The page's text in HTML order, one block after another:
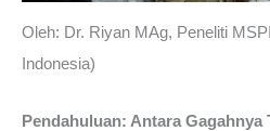
Oleh: Dr. Riyan MAg, Peneliti
Indonesia)
Pendahuluan: Antara Gagahnya